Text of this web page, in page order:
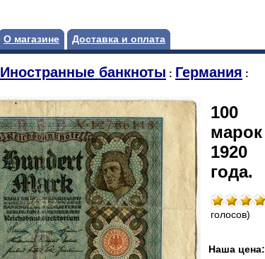
О магазине Доставка и оплата
Иностранные банкноты : Германия :
100
марок
1920
года.
голосов)
Наша цена: